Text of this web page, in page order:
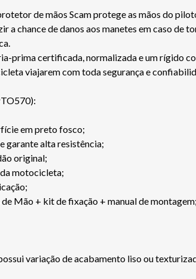
de mãos Scam protege as mãos do
a chance de danos aos manetes em caso
prima certificada, normalizada e um rígido
viajarem com toda segurança e
em preto fosco;
garante alta resistência;
original;
motocicleta;
Mão + kit de fixação + manual de montagem;
variação de acabamento liso ou